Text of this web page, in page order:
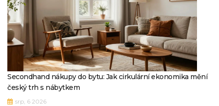
Secondhand nákupy do bytu: Jak cirkulární ekonomika mění
český trh s nábytkem
srp, 6 2026